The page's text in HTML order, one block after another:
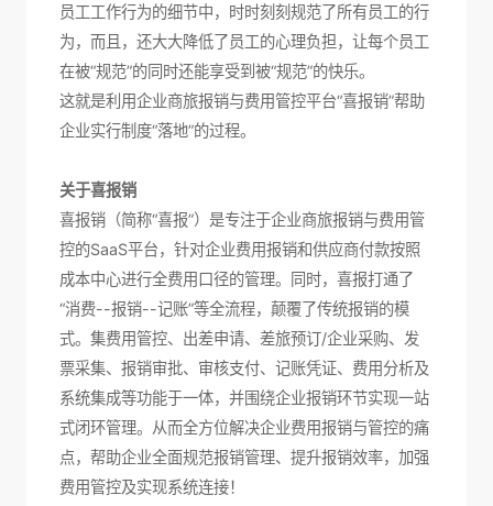
员工工作行为的细节中，时时刻刻规范了所有员工的行
为，而且，还大大降低了员工的心理负担，让每个员工
在被“规范”的同时还能享受到被“规范”的快乐。
这就是利用企业商旅报销与费用管控平台“喜报销”帮助
企业实行制度“落地”的过程。
关于喜报销
喜报销（简称“喜报”）是专注于企业商旅报销与费用管
控的SaaS平台，针对企业费用报销和供应商付款按照
成本中心进行全费用口径的管理。同时，喜报打通了
“消费--报销--记账”等全流程，颠覆了传统报销的模
式。集费用管控、出差申请、差旅预订/企业采购、发
票采集、报销审批、审核支付、记账凭证、费用分析及
系统集成等功能于一体，并围绕企业报销环节实现一站
式闭环管理。从而全方位解决企业费用报销与管控的痛
点，帮助企业全面规范报销管理、提升报销效率，加强
费用管控及实现系统连接！